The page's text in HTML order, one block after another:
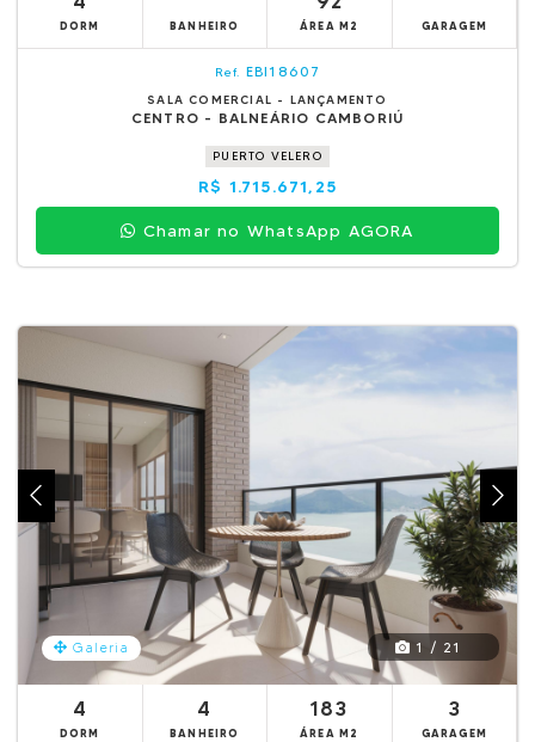
DORM BANHEIRO ÁREA M2 GARAGEM
Ref. EBI18607
SALA COMERCIAL - LANÇAMENTO
CENTRO - BALNEÁRIO CAMBORIÚ
PUERTO VELERO
R$ 1.715.671,25
Chamar no WhatsApp AGORA
Galeria 1 / 21
4
DORM
4
BANHEIRO
183
ÁREA M2
3
GARAGEM